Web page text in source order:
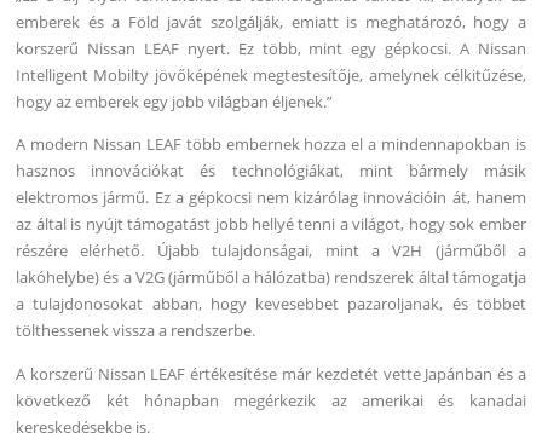
emberek és a Föld javát szolgálják, emiatt is meghatározó, hogy a
korszerű Nissan LEAF nyert. Ez több, mint egy gépkocsi. A Nissan
Intelligent Mobilty jövőképének megtestesítője, amelynek célkitűzése,
hogy az emberek egy jobb világban éljenek.”
A modern Nissan LEAF több embernek hozza el a mindennapokban is
hasznos innovációkat és technológiákat, mint bármely másik
elektromos jármű. Ez a gépkocsi nem kizárólag innovációin át, hanem
az által is nyújt támogatást jobb hellyé tenni a világot, hogy sok ember
részére elérhető. Újabb tulajdonságai, mint a V2H (járműből a
lakóhelybe) és a V2G (járműből a hálózatba) rendszerek által támogatja
a tulajdonosokat abban, hogy kevesebbet pazaroljanak, és többet
tölthessenek vissza a rendszerbe.
A korszerű Nissan LEAF értékesítése már kezdetét vette Japánban és a
következő két hónapban megérkezik az amerikai és kanadai
kereskedésekbe is.